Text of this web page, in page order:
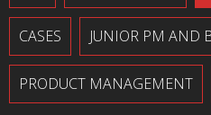
CASES JUNIOR PM AND
PRODUCT MANAGEMENT